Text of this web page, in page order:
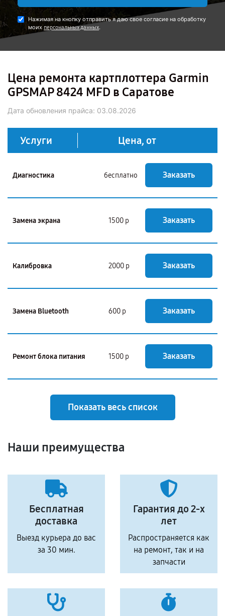
Нажимая на кнопку отправить я даю свое согласие на обработку
моих персональных данных.
Цена ремонта картплоттера Garmin
GPSMAP 8424 MFD в Саратове
Дата обновления прайса: 03.08.2026
Услуги Цена, от
Диагностика бесплатно Заказать
Замена экрана 1500 р Заказать
Калибровка 2000 р Заказать
Замена Bluetooth 600 р Заказать
Ремонт блока питания 1500 р Заказать
Показать весь список
Наши преимущества
Бесплатная
доставка
Выезд курьера до вас
за 30 мин.
Гарантия до 2-х
лет
Распространяется как
на ремонт, так и на
запчасти